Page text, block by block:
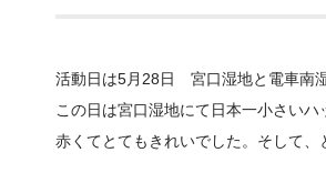
活動日は5月28日 宮口湿地と電車南
この日は宮口湿地にて日本一小さいハ
赤くてとてもきれいでした。そして